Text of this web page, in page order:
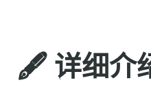
🖋️ 详细介